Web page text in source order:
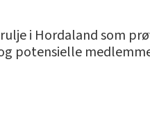
i Hordaland som
potensielle